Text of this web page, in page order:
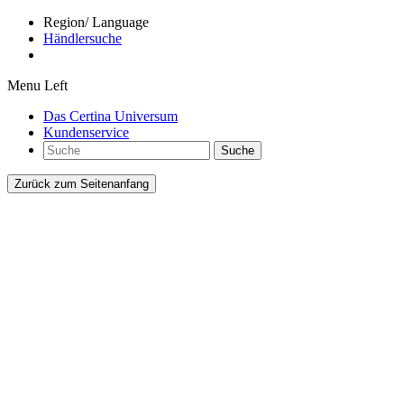
Region/ Language
Händlersuche
Menu Left
Das Certina Universum
Kundenservice
Suche
Zurück zum Seitenanfang